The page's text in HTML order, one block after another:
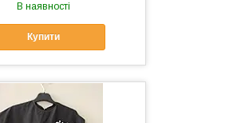
В наявності
Купити